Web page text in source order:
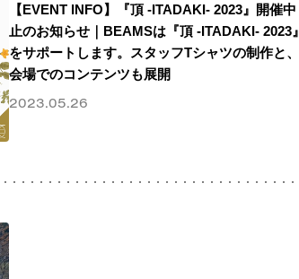
【EVENT INFO】『頂 -ITADAKI- 2023』開催中
止のお知らせ｜BEAMSは『頂 -ITADAKI- 2023』
をサポートします。スタッフTシャツの制作と、
会場でのコンテンツも展開
2023.05.26